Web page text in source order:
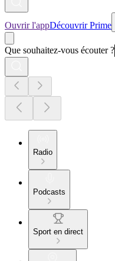
Ouvrir l'appDécouvrir Prime
Que souhaitez-vous écouter ?
Radio
Podcasts
Sport en direct